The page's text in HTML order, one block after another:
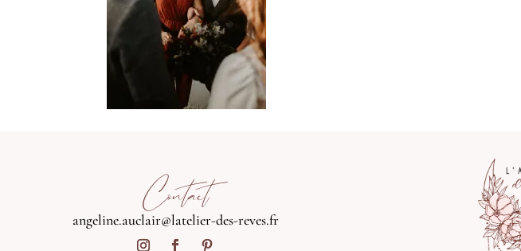
Contact
angeline.auclair@latelier-des-reves.fr